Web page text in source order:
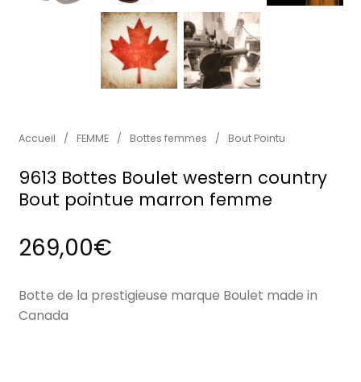
Accueil / FEMME / Bottes femmes / Bout Pointu
9613 Bottes Boulet western country
Bout pointue marron femme
269,00€
Botte de la prestigieuse marque Boulet made in
Canada